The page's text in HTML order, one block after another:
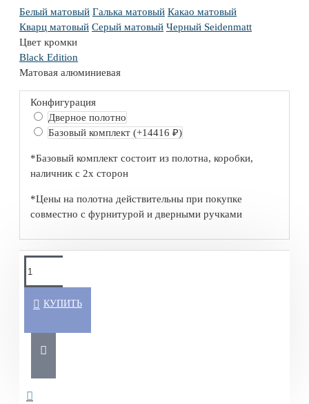
Белый матовый Галька матовый Какао матовый
Кварц матовый Серый матовый Черный Seidenmatt
Цвет кромки
Black Edition
Матовая алюминиевая
Конфигурация
Дверное полотно
Базовый комплект (+14416 ₽)
*Базовый комплект состоит из полотна, коробки,
наличник с 2х сторон
*Цены на полотна действительны при покупке
совместно с фурнитурой и дверными ручками
КУПИТЬ